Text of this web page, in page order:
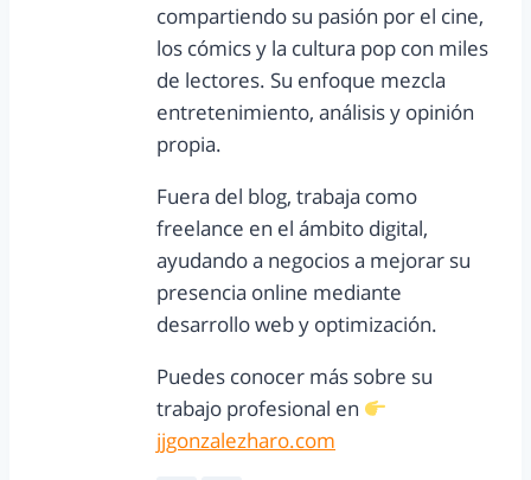
compartiendo su pasión por el cine,
los cómics y la cultura pop con miles
de lectores. Su enfoque mezcla
entretenimiento, análisis y opinión
propia.
Fuera del blog, trabaja como
freelance en el ámbito digital,
ayudando a negocios a mejorar su
presencia online mediante
desarrollo web y optimización.
Puedes conocer más sobre su
trabajo profesional en
jjgonzalezharo.com